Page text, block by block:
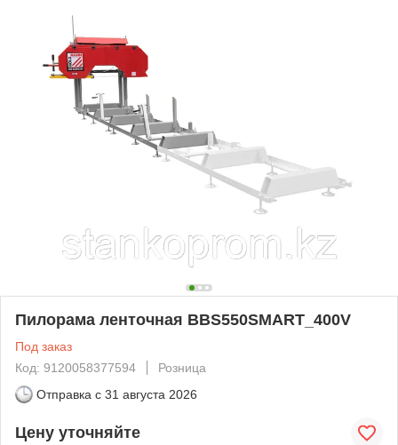
Пилорама ленточная BBS550SMART_400V
Под заказ
Код: 9120058377594
Розница
Отправка с 31 августа 2026
Цену уточняйте